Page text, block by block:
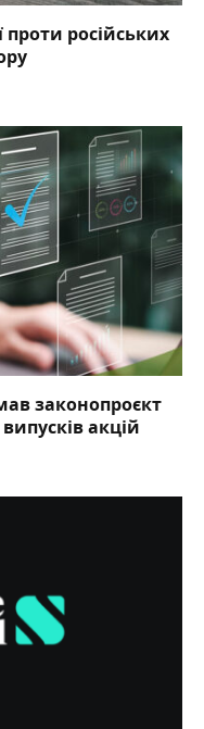
проти російських
законопроєкт
акцій